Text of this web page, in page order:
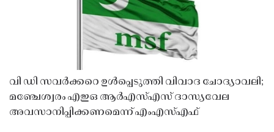
വി ഡി സവർക്കറെ ഉൾപ്പെടുത്തി വിവാദ ചോദ്യാവലി;
മഞ്ചേശ്വരം എഇഒ ആർഎസ്എസ് ദാസ്യവേല
അവസാനിപ്പിക്കണമെന്ന് എംഎസ്എഫ്